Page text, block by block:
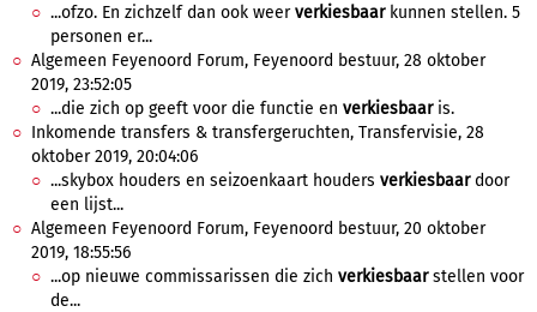
...ofzo. En zichzelf dan ook weerverkiesbaarkunnen stellen. 5
personen er...
Algemeen Feyenoord Forum, Feyenoord bestuur, 28 oktober
2019, 23:52:05
...die zich op geeft voor die functie en verkiesbaaris.
Inkomende transfers & transfergeruchten, Transfervisie, 28
oktober 2019, 20:04:06
...skybox houders en seizoenkaart houders verkiesbaardoor
een lijst...
Algemeen Feyenoord Forum, Feyenoord bestuur, 20 oktober
2019, 18:55:56
...op nieuwe commissarissen die zich verkiesbaarstellen voor
de...